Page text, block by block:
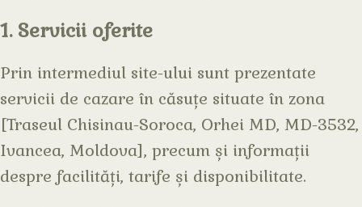
1. Servicii oferite
Prin intermediul site-ului sunt prezentate
servicii de cazare în căsuțe situate în zona
[Traseul Chisinau-Soroca, Orhei MD, MD-3532,
Ivancea, Moldova], precum și informații
despre facilități, tarife și disponibilitate.